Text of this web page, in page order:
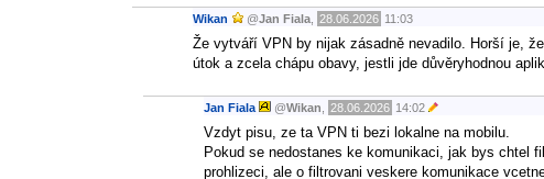
Wikan @Jan Fiala 28.06.2026 11:03
Že vytváří VPN by nijak zásadně nevadilo. Horší je,
útok a zcela chápu obavy, jestli jde důvěryhodnou
Jan Fiala @Wikan 28.06.2026 14:02
Vzdyt pisu, ze ta VPN ti bezi lokalne na mobilu.
Pokud se nedostanes ke komunikaci, jak bys chtel
prohlizeci, ale o filtrovani veskere komunikace